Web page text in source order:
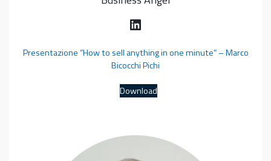
LinkedIn
Presentazione “How to sell anything in one minute” – Marco
Bicocchi Pichi
Download